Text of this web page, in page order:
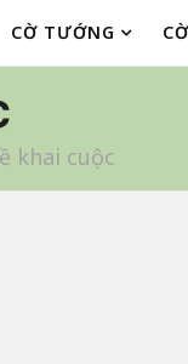
CỜ TƯỚNG
khai cuộc